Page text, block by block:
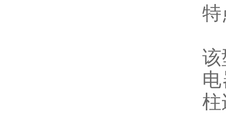
特
该
柱